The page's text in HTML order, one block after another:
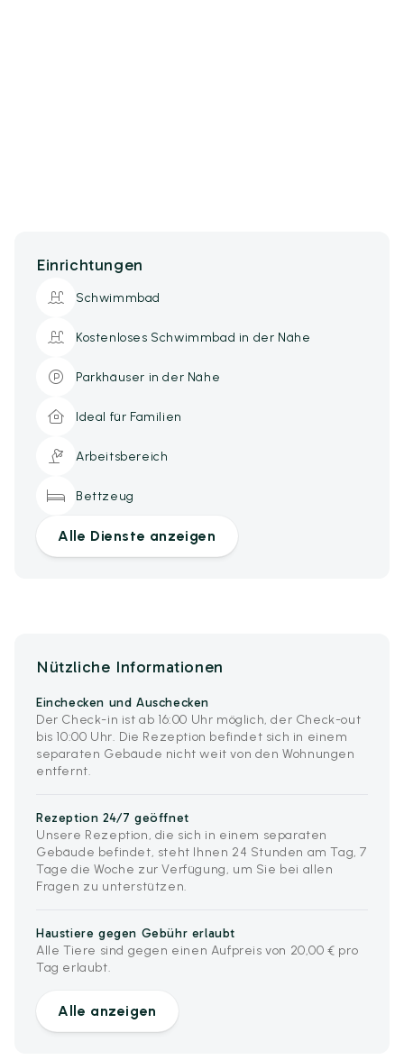
Einrichtungen
Schwimmbad
Kostenloses Schwimmbad in der Nähe
Parkhäuser in der Nähe
Ideal für Familien
Arbeitsbereich
Bettzeug
Alle Dienste anzeigen
Nützliche Informationen
Einchecken und Auschecken
Der Check-in ist ab 16:00 Uhr möglich, der Check-out
bis 10:00 Uhr. Die Rezeption befindet sich in einem
separaten Gebäude nicht weit von den Wohnungen
entfernt.
Rezeption 24/7 geöffnet
Unsere Rezeption, die sich in einem separaten
Gebäude befindet, steht Ihnen 24 Stunden am Tag, 7
Tage die Woche zur Verfügung, um Sie bei allen
Fragen zu unterstützen.
Haustiere gegen Gebühr erlaubt
Alle Tiere sind gegen einen Aufpreis von 20,00 € pro
Tag erlaubt.
Alle anzeigen